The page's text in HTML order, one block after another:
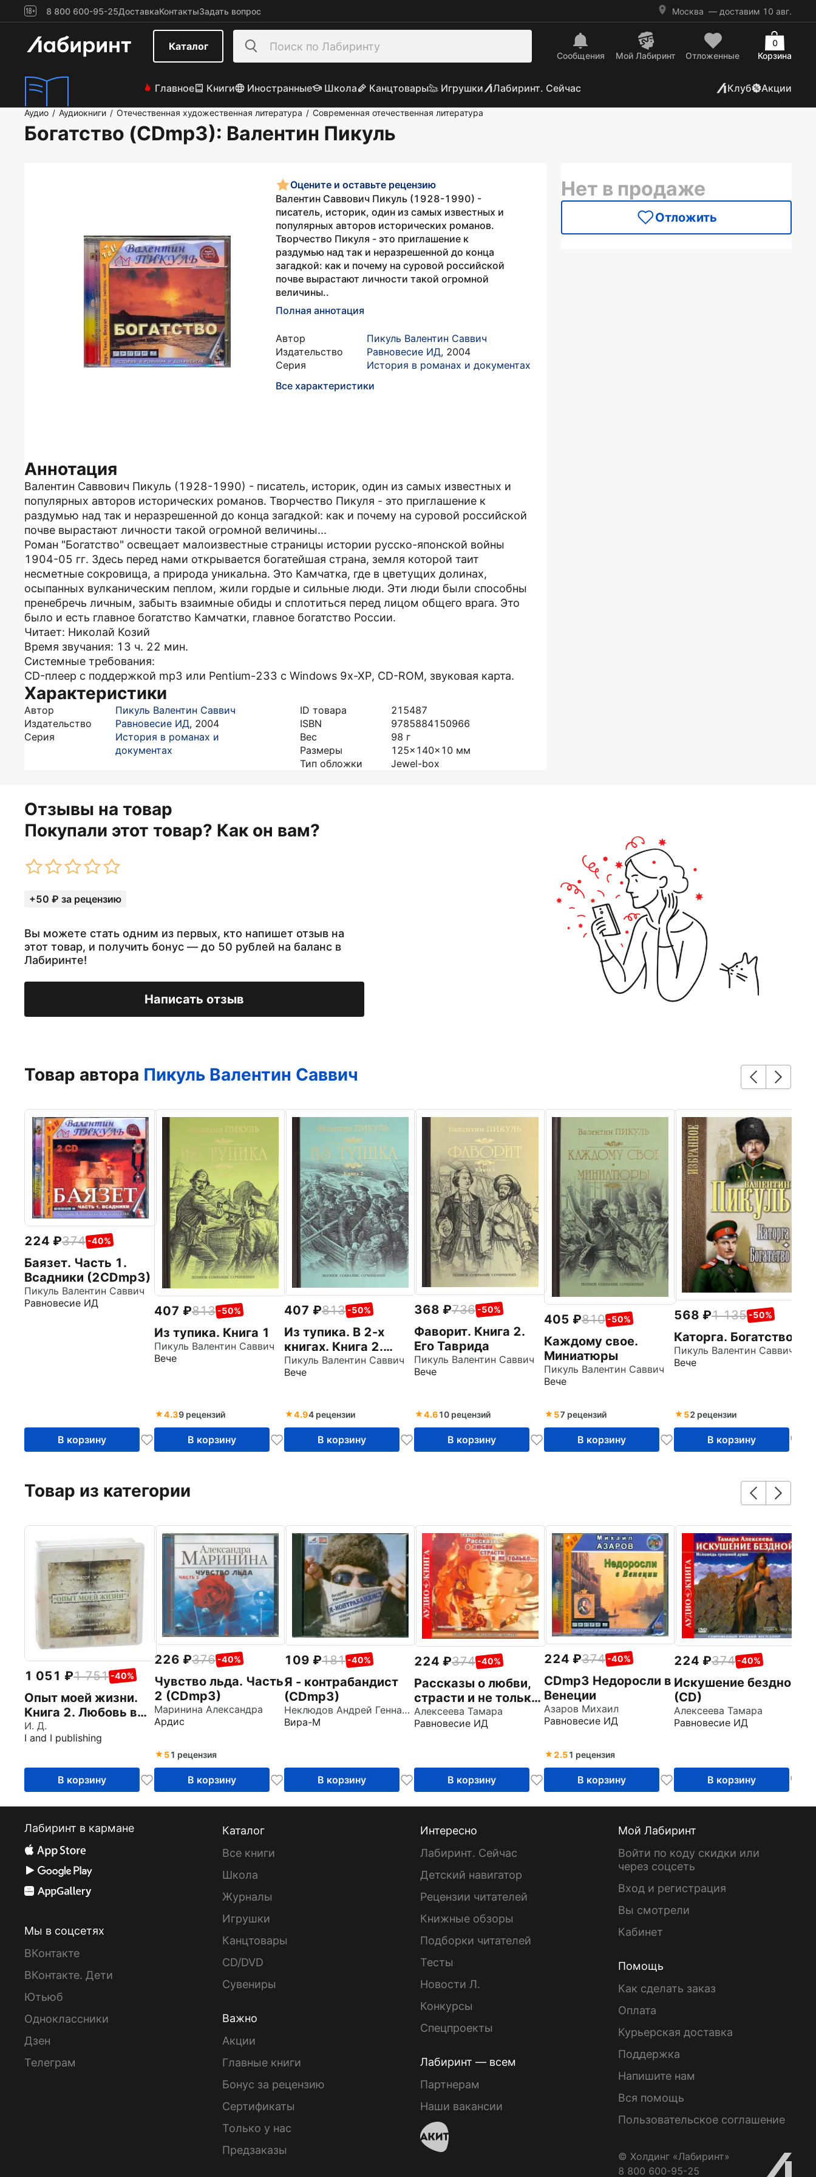
8 800 600-95-25ДоставкаКонтактыЗадать вопрос Москва — доставим 10 авг.
Каталог
Сообщения Mой Лабиринт Отложенные Корзина
0
Главное Книги Иностранные Школа Канцтовары Игрушки Лабиринт. Сейчас Клуб Акции
Аудио / Аудиокниги / Отечественная художественная литература / Современная отечественная литература
Богатство (CDmp3): Валентин Пикуль
Оцените и оставьте рецензию
Валентин Саввович Пикуль (1928-1990) -
писатель, историк, один из самых известных и
популярных авторов исторических романов.
Творчество Пикуля - это приглашение к
раздумью над так и неразрешенной до конца
загадкой: как и почему на суровой российской
почве вырастают личности такой огромной
величины..
Полная аннотация
Автор
Пикуль Валентин Саввич
Издательство
Равновесие ИД, 2004
Серия
История в романах и документах
Все характеристики
Аннотация
Валентин Саввович Пикуль (1928-1990) - писатель, историк, один из самых известных и
популярных авторов исторических романов. Творчество Пикуля - это приглашение к
раздумью над так и неразрешенной до конца загадкой: как и почему на суровой российской
почве вырастают личности такой огромной величины...
Роман "Богатство" освещает малоизвестные страницы истории русско-японской войны
1904-05 гг. Здесь перед нами открывается богатейшая страна, земля которой таит
несметные сокровища, а природа уникальна. Это Камчатка, где в цветущих долинах,
осыпанных вулканическим пеплом, жили гордые и сильные люди. Эти люди были способны
пренебречь личным, забыть взаимные обиды и сплотиться перед лицом общего врага. Это
было и есть главное богатство Камчатки, главное богатство России.
Читает: Николай Козий
Время звучания: 13 ч. 22 мин.
Системные требования:
CD-плеер с поддержкой mp3 или Pentium-233 с Windows 9x-XP, CD-ROM, звуковая карта.
Характеристики
Автор
Пикуль Валентин Саввич
Издательство
Равновесие ИД, 2004
Серия
История в романах и
документах
ID товара
215487
ISBN
9785884150966
Вес
98 г
Размеры
125x140x10 мм
Тип обложки
Jewel-box
Нет в продаже
Отложить
Отзывы на товар
Покупали этот товар? Как он вам?
+50 ₽ за рецензию
Вы можете стать одним из первых, кто напишет отзыв на
этот товар, и получить бонус — до 50 рублей на баланс в
Лабиринте!
Написать отзыв
Товар автора Пикуль Валентин Саввич
224 374 -40%
Баязет. Часть 1.
Всадники (2CDmp3)
Пикуль Валентин Саввич
Равновесие ИД
В корзину
407 813 -50%
Из тупика. Книга 1
Пикуль Валентин Саввич
Вече
4.39 рецензий
В корзину
407 813 -50%
Из тупика. В 2-х
книгах. Книга 2.
Кровь на снегу
Пикуль Валентин Саввич
Вече
4.94 рецензии
В корзину
368 736 -50%
Фаворит. Книга 2.
Его Таврида
Пикуль Валентин Саввич
Вече
4.610 рецензий
В корзину
405 810 -50%
Каждому свое.
Миниатюры
Пикуль Валентин Саввич
Вече
57 рецензий
В корзину
568 1 135 -50%
Каторга. Богатство
Пикуль Валентин Саввич
Вече
52 рецензии
В корзину
Товар из категории
1 051 1 751 -40%
Опыт моей жизни.
Книга 2. Любовь в
Нью-Йорке. Диски
8-14 (7CD)
И. Д.
I and I publishing
В корзину
226 376 -40%
Чувство льда. Часть
2 (CDmp3)
Маринина Александра
Ардис
51 рецензия
В корзину
109 181 -40%
Я - контрабандист
(CDmp3)
Неклюдов Андрей Геннадьевич
Вира-М
В корзину
224 374 -40%
Рассказы о любви,
страсти и не только
(CDmp3)
Алексеева Тамара
Равновесие ИД
В корзину
224 374 -40%
CDmp3 Недоросли в
Венеции
Азаров Михаил
Равновесие ИД
2.51 рецензия
В корзину
224 374 -40%
Искушение бездной
(CD)
Алексеева Тамара
Равновесие ИД
В корзину
Лабиринт в кармане
Мы в соцсетях
ВКонтакте
ВКонтакте. Дети
Ютьюб
Одноклассники
Дзен
Телеграм
Каталог
Все книги
Школа
Журналы
Игрушки
Канцтовары
CD/DVD
Сувениры
Важно
Акции
Главные книги
Бонус за рецензию
Сертификаты
Только у нас
Предзаказы
Интересно
Лабиринт. Сейчас
Детский навигатор
Рецензии читателей
Книжные обзоры
Подборки читателей
Тесты
Новости Л.
Конкурсы
Спецпроекты
Лабиринт — всем
Партнерам
Наши вакансии
Мой Лабиринт
Войти по коду скидки или
через соцсеть
Вход и регистрация
Вы смотрели
Кабинет
Помощь
Как сделать заказ
Оплата
Курьерская доставка
Поддержка
Напишите нам
Вся помощь
Пользовательское соглашение
© Холдинг «Лабиринт»
8 800 600-95-25